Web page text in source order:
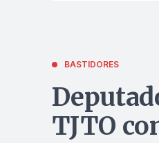
BASTIDORES
TJTO